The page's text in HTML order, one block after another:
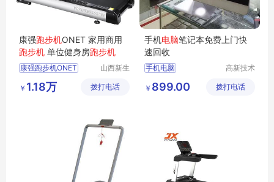
康强跑步机ONET 家用商用
跑步机 单位健身房跑步机
康强跑步机ONET
单位健身房跑步机
山西新生
材有限公
￥ 1.18万 拨打电话
手机电脑笔记本免费上门快
速回收
手机电脑
高新技术
区良驹电
￥ 899.00 拨打电话